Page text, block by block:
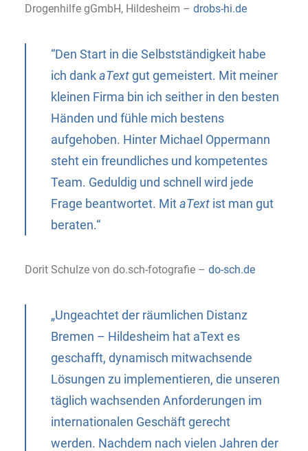
Drogenhilfe gGmbH, Hildesheim – drobs-hi.de
“Den Start in die Selbstständigkeit habe
ich dankaTextgut gemeistert. Mit meiner
kleinen Firma bin ich seither in den besten
Händen und fühle mich bestens
aufgehoben. Hinter Michael Oppermann
steht ein freundliches und kompetentes
Team. Geduldig und schnell wird jede
Frage beantwortet. MitaText ist man gut
beraten.“
Dorit Schulze von do.sch-fotografie – do-sch.de
„Ungeachtet der räumlichen Distanz
Bremen – Hildesheim hat aText es
geschafft, dynamisch mitwachsende
Lösungen zu implementieren, die unseren
täglich wachsenden Anforderungen im
internationalen Geschäft gerecht
werden. Nachdem nach vielen Jahren der